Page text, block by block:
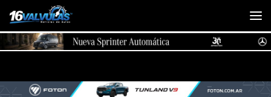
Saltar al contenido